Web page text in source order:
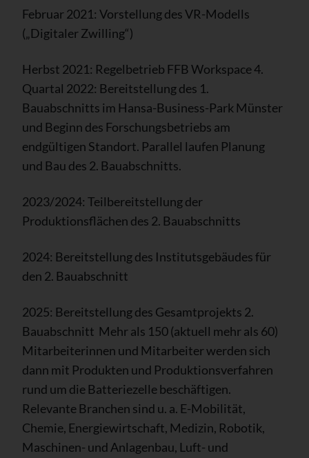
Februar 2021: Vorstellung des VR-Modells
(„Digitaler Zwilling“)
Herbst 2021: Regelbetrieb FFB Workspace 4.
Quartal 2022: Bereitstellung des 1.
Bauabschnitts im Hansa-Business-Park Münster
und Beginn des Forschungsbetriebs am
endgültigen Standort. Parallel laufen Planung
und Bau des 2. Bauabschnitts.
2023/2024: Teilbereitstellung der
Produktionsflächen des 2. Bauabschnitts
2024: Bereitstellung des Institutsgebäudes für
den 2. Bauabschnitt
2025: Bereitstellung des Gesamtprojekts 2.
Bauabschnitt Mehr als 150 (aktuell mehr als 60)
Mitarbeiterinnen und Mitarbeiter werden sich
dann mit Produkten und Produktionsverfahren
rund um die Batteriezelle beschäftigen.
Relevante Branchen sind u. a. E-Mobilität,
Chemie, Energiewirtschaft, Medizin, Robotik,
Maschinen- und Anlagenbau, Luft- und